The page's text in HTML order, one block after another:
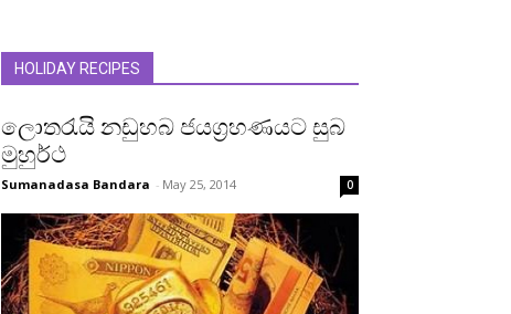
HOLIDAY RECIPES
ලොතරැයි නඩුහබ ජයග්‍රහණයට සුබ
මුහුර්ථ
Sumanadasa Bandara - May 25, 2014 0